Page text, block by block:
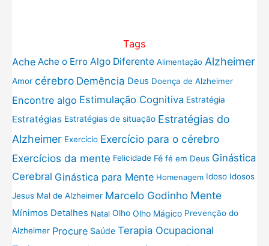
Tags
Ache Ache o Erro Algo Diferente Alimentação Alzheimer
Amor cérebro Demência Deus Doença de Alzheimer
Encontre algo Estimulação Cognitiva Estratégia
Estratégias Estratégias de situação Estratégias do
Alzheimer Exercício Exercício para o cérebro
Exercícios da mente Felicidade Fé fé em Deus Ginástica
Cerebral Ginástica para Mente Homenagem Idoso Idosos
Jesus Mal de Alzheimer Marcelo Godinho Mente
Mínimos Detalhes Natal Olho Olho Mágico Prevenção do
Alzheimer Procure Saúde Terapia Ocupacional